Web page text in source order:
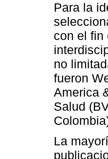
Para la
con el fin
no
fueron
America
Salud
La